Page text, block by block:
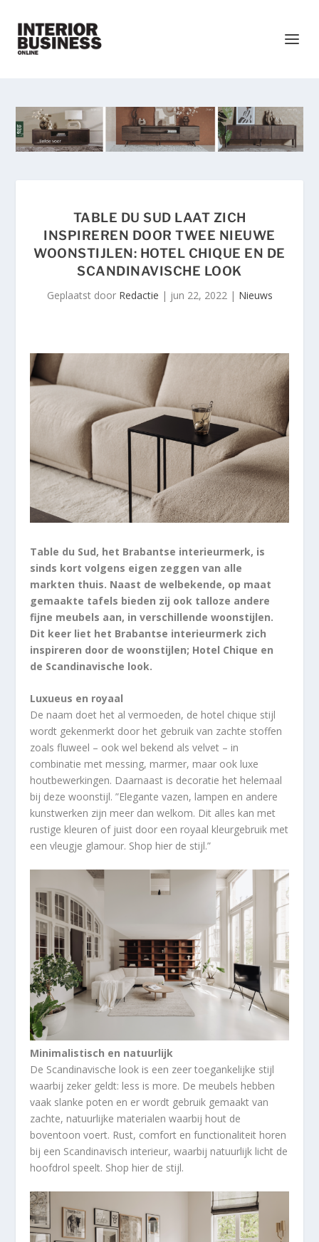
TABLE DU SUD LAAT ZICH
INSPIREREN DOOR TWEE NIEUWE
WOONSTIJLEN: HOTEL CHIQUE EN DE
SCANDINAVISCHE LOOK
Geplaatst door Redactie | jun 22, 2022| Nieuws
Table du Sud, het Brabantse interieurmerk, is
sinds kort volgens eigen zeggen van alle
markten thuis. Naast de welbekende, op maat
gemaakte tafels bieden zij ook talloze andere
fijne meubels aan, in verschillende woonstijlen.
Dit keer liet het Brabantse interieurmerk zich
inspireren door de woonstijlen; Hotel Chique en
de Scandinavische look.
Luxueus en royaal
De naam doet het al vermoeden, de hotel chique stijl
wordt gekenmerkt door het gebruik van zachte stoffen
zoals fluweel – ook wel bekend als velvet – in
combinatie met messing, marmer, maar ook luxe
houtbewerkingen. Daarnaast is decoratie het helemaal
bij deze woonstijl. ”Elegante vazen, lampen en andere
kunstwerken zijn meer dan welkom. Dit alles kan met
rustige kleuren of juist door een royaal kleurgebruik met
een vleugje glamour. Shop hier de stijl.”
Minimalistisch en natuurlijk
De Scandinavische look is een zeer toegankelijke stijl
waarbij zeker geldt: less is more. De meubels hebben
vaak slanke poten en er wordt gebruik gemaakt van
zachte, natuurlijke materialen waarbij hout de
boventoon voert. Rust, comfort en functionaliteit horen
bij een Scandinavisch interieur, waarbij natuurlijk licht de
hoofdrol speelt. Shop hier de stijl.